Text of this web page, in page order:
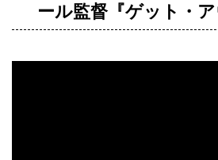
ール監督『ゲット・ア